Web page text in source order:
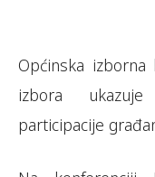
Općinska izborna
izbora
participacije